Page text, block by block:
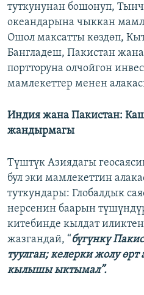
туткунунан бошонуп,
океандарына чыккан
Ошол максатты көздөп,
Бангладеш, Пакистан
портторуна олчойгон
мамлекеттер менен
Индия жана Пакистан:
жандырмагы
Түштүк Азиядагы
бул эки мамлекеттин
туткундары: Глобалдык
нерсенин баарын
китебинде кылдат
жазгандай, “бүгүнкү
туулган; келерки жолу
кылышы ыктымал”.